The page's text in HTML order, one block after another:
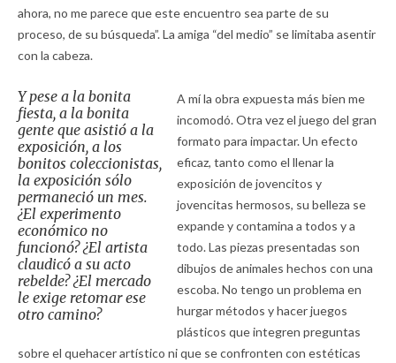
ahora, no me parece que este encuentro sea parte de su
proceso, de su búsqueda”. La amiga “del medio” se limitaba asentir
con la cabeza.
Y pese a la bonita
fiesta, a la bonita
gente que asistió a la
exposición, a los
bonitos coleccionistas,
la exposición sólo
permaneció un mes.
¿El experimento
económico no
funcionó? ¿El artista
claudicó a su acto
rebelde? ¿El mercado
le exige retomar ese
otro camino?
A mí la obra expuesta más bien me
incomodó. Otra vez el juego del gran
formato para impactar. Un efecto
eficaz, tanto como el llenar la
exposición de jovencitos y
jovencitas hermosos, su belleza se
expande y contamina a todos y a
todo. Las piezas presentadas son
dibujos de animales hechos con una
escoba. No tengo un problema en
hurgar métodos y hacer juegos
plásticos que integren preguntas
sobre el quehacer artístico ni que se confronten con estéticas